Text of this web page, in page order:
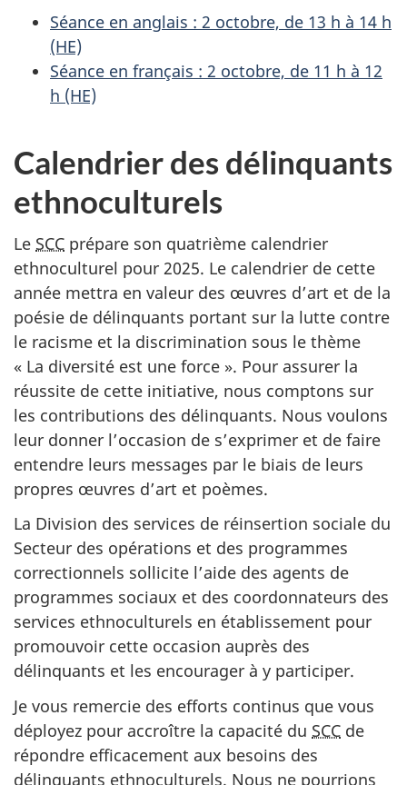
Séance en anglais : 2 octobre, de 13 h à 14 h
(HE)
Séance en français : 2 octobre, de 11 h à 12
h (HE)
Calendrier des délinquants
ethnoculturels
Le SCC prépare son quatrième calendrier
ethnoculturel pour 2025. Le calendrier de cette
année mettra en valeur des œuvres d’art et de la
poésie de délinquants portant sur la lutte contre
le racisme et la discrimination sous le thème
« La diversité est une force ». Pour assurer la
réussite de cette initiative, nous comptons sur
les contributions des délinquants. Nous voulons
leur donner l’occasion de s’exprimer et de faire
entendre leurs messages par le biais de leurs
propres œuvres d’art et poèmes.
La Division des services de réinsertion sociale du
Secteur des opérations et des programmes
correctionnels sollicite l’aide des agents de
programmes sociaux et des coordonnateurs des
services ethnoculturels en établissement pour
promouvoir cette occasion auprès des
délinquants et les encourager à y participer.
Je vous remercie des efforts continus que vous
déployez pour accroître la capacité du SCC de
répondre efficacement aux besoins des
délinquants ethnoculturels. Nous ne pourrions